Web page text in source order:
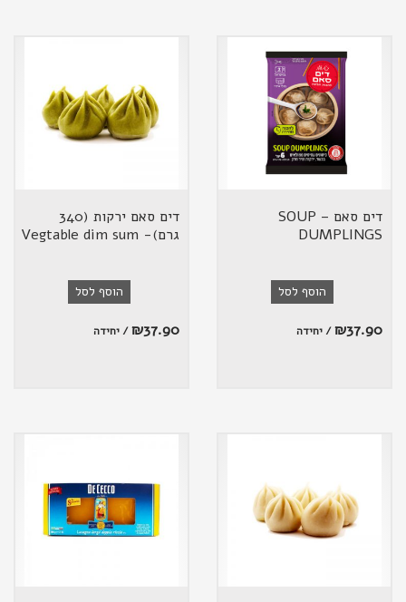
דים סאם – SOUP
DUMPLINGS
הוסף לסל
₪37.90 / יחידה
דים סאם ירקות (340
גרם)- Vegtable dim sum
הוסף לסל
₪37.90 / יחידה